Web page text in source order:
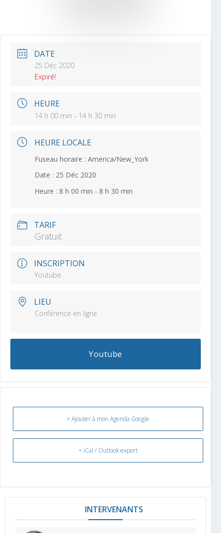
DATE
25 Déc 2020
Expiré!
HEURE
14 h 00 min - 14 h 30 min
HEURE LOCALE
Fuseau horaire : America/New_York
Date : 25 Déc 2020
Heure : 8 h 00 min - 8 h 30 min
TARIF
Gratuit
INSCRIPTION
Youtube
LIEU
Conférence en ligne
Youtube
+ Ajouter à mon Agenda Google
+ iCal / Outlook export
INTERVENANT